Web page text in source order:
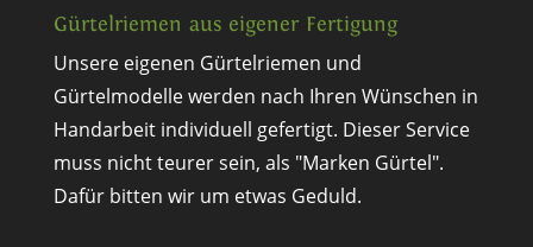
Gürtelriemen aus eigener Fertigung
Unsere eigenen Gürtelriemen und
Gürtelmodelle werden nach Ihren Wünschen in
Handarbeit individuell gefertigt. Dieser Service
muss nicht teurer sein, als "Marken Gürtel".
Dafür bitten wir um etwas Geduld.